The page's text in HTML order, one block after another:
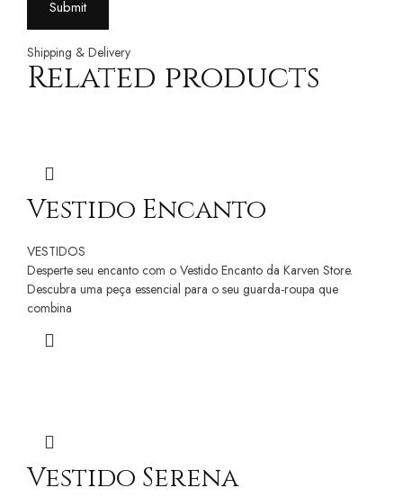
Shipping & Delivery
Related products
Vestido Encanto
VESTIDOS
Desperte seu encanto com o Vestido Encanto da Karven Store.
Descubra uma peça essencial para o seu guarda-roupa que
combina
Vestido Serena